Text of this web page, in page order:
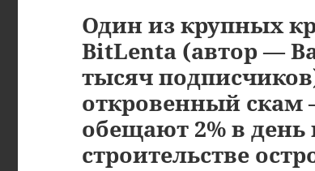
Один из крупных
BitLenta (автор —
тысяч
откровенный
обещают 2% в день
строительстве